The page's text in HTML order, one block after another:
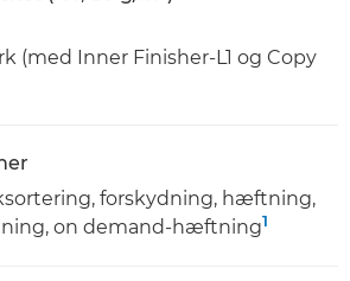
(med Inner Finisher-L1 og Copy
forskydning, hæftning,
on demand-hæftning1